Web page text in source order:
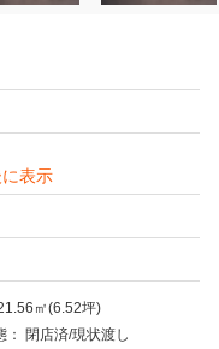
表示
㎡(6.52坪)
閉店済/現状渡し